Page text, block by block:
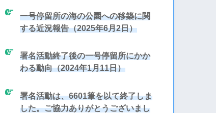
一号停留所の海の公園への移築に関
する近況報告（2025年6月2日）
署名活動終了後の一号停留所にかか
わる動向（2024年1月11日）
署名活動は、6601筆を以て終了しま
した。ご協力ありがとうございまし